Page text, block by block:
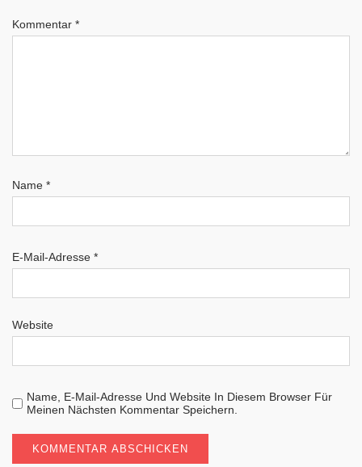
Kommentar *
Name *
E-Mail-Adresse *
Website
Name, E-Mail-Adresse Und Website In Diesem Browser Für
Meinen Nächsten Kommentar Speichern.